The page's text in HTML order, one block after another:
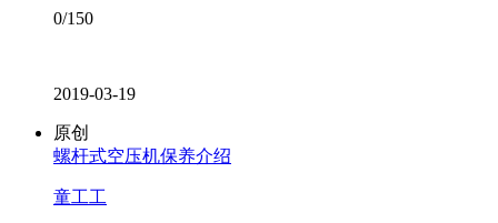
0/150
2019-03-19
原创
螺杆式空压机保养介绍
童工工